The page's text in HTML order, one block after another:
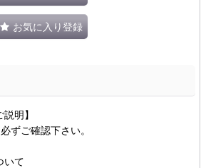
お気に入り登録
明】
ずご確認下さい。
いて